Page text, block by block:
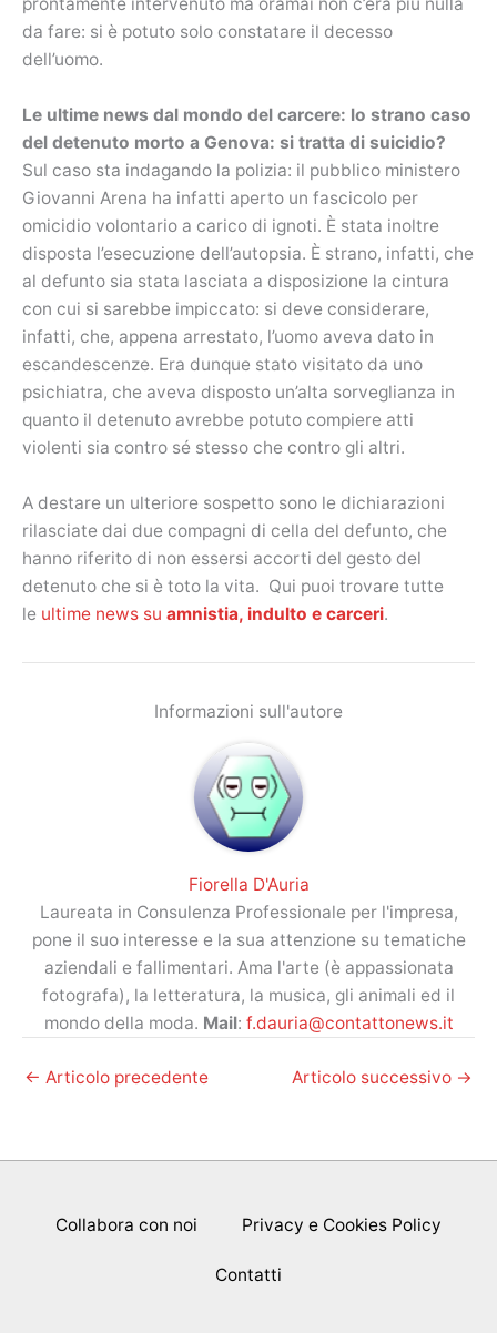
da fare: si è potuto solo constatare il decesso
dell’uomo.
Le ultime news dal mondo del carcere: lo strano caso
del detenuto morto a Genova: si tratta di suicidio?
Sul caso sta indagando la polizia: il pubblico ministero
Giovanni Arena ha infatti aperto un fascicolo per
omicidio volontario a carico di ignoti. È stata inoltre
disposta l’esecuzione dell’autopsia. È strano, infatti, che
al defunto sia stata lasciata a disposizione la cintura
con cui si sarebbe impiccato: si deve considerare,
infatti, che, appena arrestato, l’uomo aveva dato in
escandescenze. Era dunque stato visitato da uno
psichiatra, che aveva disposto un’alta sorveglianza in
quanto il detenuto avrebbe potuto compiere atti
violenti sia contro sé stesso che contro gli altri.
A destare un ulteriore sospetto sono le dichiarazioni
rilasciate dai due compagni di cella del defunto, che
hanno riferito di non essersi accorti del gesto del
detenuto che si è toto la vita. Qui puoi trovare tutte
le ultime news su amnistia, indulto e carceri.
Informazioni sull'autore
Fiorella D'Auria
Laureata in Consulenza Professionale per l'impresa,
pone il suo interesse e la sua attenzione su tematiche
aziendali e fallimentari. Ama l'arte (è appassionata
fotografa), la letteratura, la musica, gli animali ed il
mondo della moda. Mail: f.dauria@contattonews.it
← Articolo precedente Articolo successivo →
Collabora con noi Privacy e Cookies Policy
Contatti